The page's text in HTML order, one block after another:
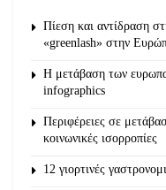
Πίεση και αντίδραση
«greenlash» στην
Η μετάβαση των
infographics
Περιφέρειες σε
κοινωνικές ισορροπίες
12 γιορτινές